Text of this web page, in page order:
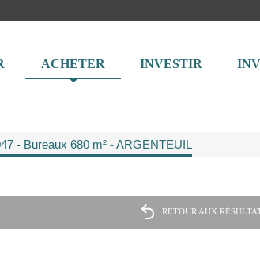
ACHETER INVESTIR
- Bureaux 680 m² - ARGENTEUIL
RETOUR AUX